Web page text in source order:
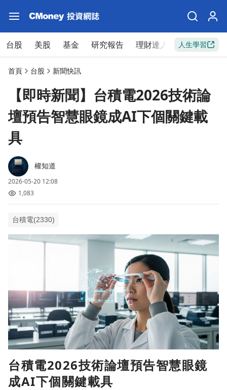
台股 美股 基金 研究報告 理財達人 新手入門
人生學習
首頁 台股 新聞快訊
【即時新聞】台積電2026技術論
壇預告智慧眼鏡成AI下個關鍵載
具
權知道
2026-05-20 12:08
1,083
台積電(2330)
台積電2026技術論壇預告智慧眼鏡
成AI下個關鍵載具